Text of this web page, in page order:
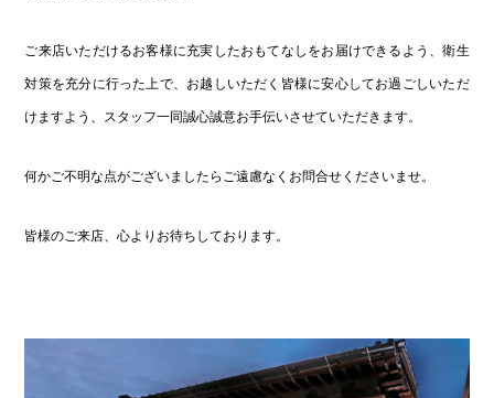
ご来店いただけるお客様に充実したおもてなしをお届けできるよう、衛生
対策を充分に行った上で、お越しいただく皆様に安心してお過ごしいただ
けますよう、スタッフ一同誠心誠意お手伝いさせていただきます。
何かご不明な点がございましたらご遠慮なくお問合せくださいませ。
皆様のご来店、心よりお待ちしております。